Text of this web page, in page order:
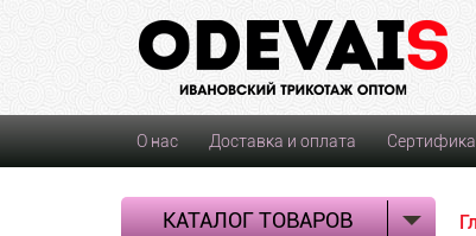
О нас Доставка и оплата
КАТАЛОГ ТОВАРОВ